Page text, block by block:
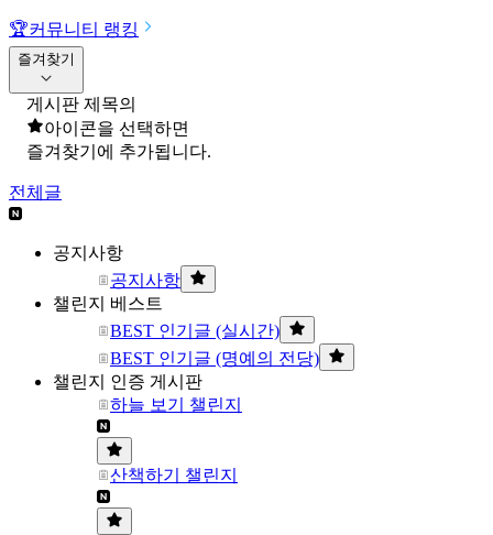
🏆커뮤니티 랭킹
즐겨찾기
게시판 제목의
아이콘을 선택하면
즐겨찾기에 추가됩니다.
전체글
공지사항
공지사항
챌린지 베스트
BEST 인기글 (실시간)
BEST 인기글 (명예의 전당)
챌린지 인증 게시판
하늘 보기 챌린지
산책하기 챌린지